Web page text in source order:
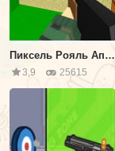
Пиксель Рояль Апокалипсис
3,9 25615